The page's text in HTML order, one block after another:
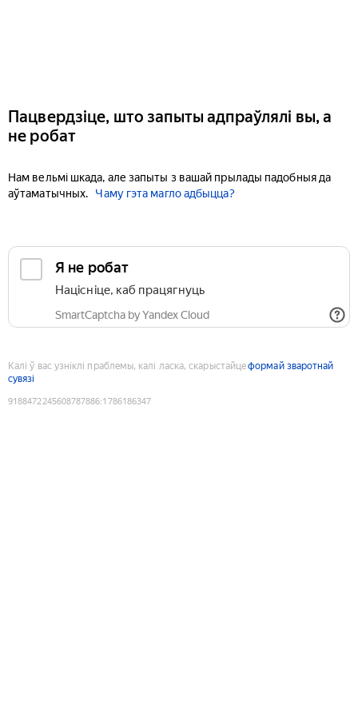
Пацвердзіце, што запыты адпраўлялі вы, а
не робат
Нам вельмі шкада, але запыты з вашай прылады падобныя да
аўтаматычных.
Чаму гэта магло адбыцца?
Я не робат
Націсніце, каб працягнуць
SmartCaptcha by Yandex Cloud
Калі ў вас узніклі праблемы, калі ласка, скарыстайцеформай зваротнай
сувязі
9188472245608787886:1786186347